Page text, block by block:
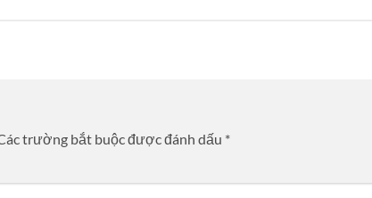
trường bắt buộc được đánh dấu *